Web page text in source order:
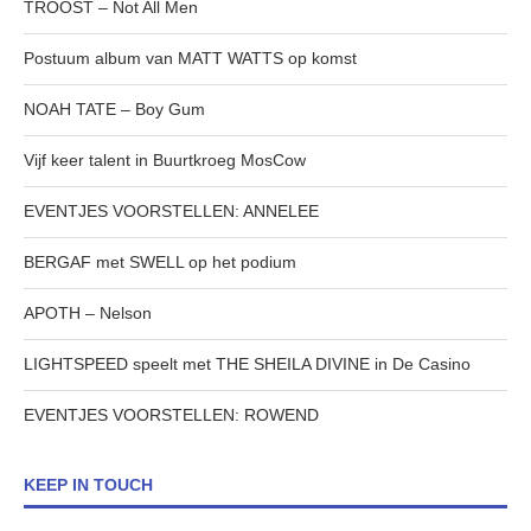
TROOST – Not All Men
Postuum album van MATT WATTS op komst
NOAH TATE – Boy Gum
Vijf keer talent in Buurtkroeg MosCow
EVENTJES VOORSTELLEN: ANNELEE
BERGAF met SWELL op het podium
APOTH – Nelson
LIGHTSPEED speelt met THE SHEILA DIVINE in De Casino
EVENTJES VOORSTELLEN: ROWEND
KEEP IN TOUCH